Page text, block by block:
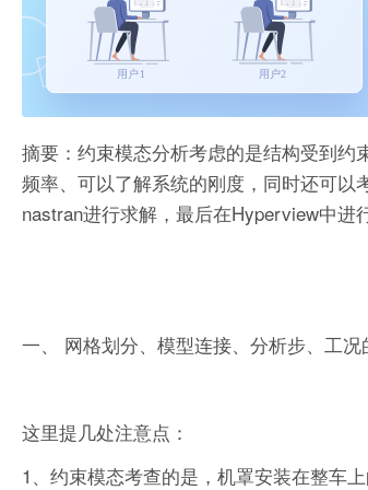
摘要：约束模态分析考虑的是结构受到
频率、可以了解系统的刚度，同时还可以
nastran进行求解，最后在Hyperview中进
一、 网格划分、模型连接、分析步、工况
这里提几处注意点：
1、约束模态考查的是，机罩安装在整车